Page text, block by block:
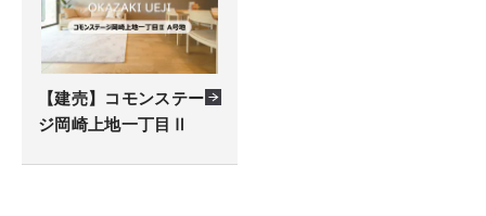
【建売】コモンステー
ジ岡崎上地一丁目Ⅱ